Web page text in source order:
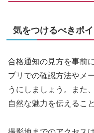
気をつけるべきポ
合格通知の見方を事前
プリでの確認方法やメ
うにしましょう。また
自然な魅力を伝えるこ